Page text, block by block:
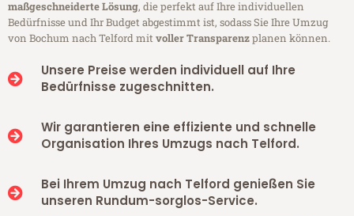
maßgeschneiderte Lösung, die perfekt auf Ihre individuellen
Bedürfnisse und Ihr Budget abgestimmt ist, sodass Sie Ihre Umzug
von Bochum nach Telford mitvoller Transparenzplanen können.
Unsere Preise werden individuell auf Ihre
Bedürfnisse zugeschnitten.
Wir garantieren eine effiziente und schnelle
Organisation Ihres Umzugs nach Telford.
Bei Ihrem Umzug nach Telford genießen Sie
unseren Rundum-sorglos-Service.